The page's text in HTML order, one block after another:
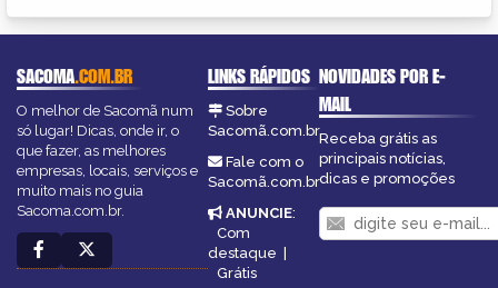
SACOMA.COM.BR
O melhor de Sacomã num
só lugar! Dicas, onde ir, o
que fazer, as melhores
empresas, locais, serviços e
muito mais no guia
Sacoma.com.br.
LINKS RÁPIDOS
Sobre
Sacomã.com.br
Fale com o
Sacomã.com.br
ANUNCIE:
Com
destaque
Grátis
NOVIDADES POR E-
MAIL
Receba grátis as
principais notícias,
dicas e promoções